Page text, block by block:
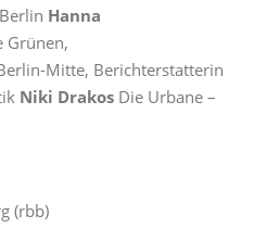
Hanna
Grünen,
Mitte, Berichterstatterin
Niki Drakos Die Urbane –
(rbb)